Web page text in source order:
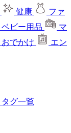
健康
ファ
ベビー用品
マ
おでかけ
エン
タグ一覧